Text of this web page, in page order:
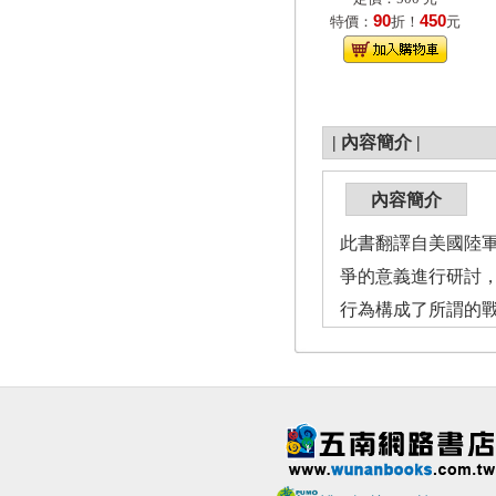
特價： 90折！ 450元
| 內容簡介 |
內容簡介
此書翻譯自美國陸
爭的意義進行研討
行為構成了所謂的